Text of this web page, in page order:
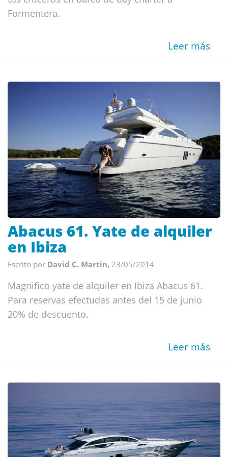
Formentera.
Leer más
Abacus 61. Yate de alquiler
en Ibiza
Escrito por David C. Martin, 23/05/2014
Magnifico yate de alquiler en Ibiza Abacus 61.
Para reservas efectudas antes del 15 de junio
20% de descuento.
Leer más